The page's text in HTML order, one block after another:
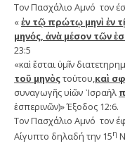
Τον Πασχάλιο Αμνό τον
«ἐν τῷ πρώτῳ μηνὶ ἐν
μηνός, ἀνὰ μέσον τῶν
23:5
«καὶ ἔσται ὑμῖν
τοῦ μηνὸςτούτου,καὶ
συναγωγῆς υἱῶν ᾿Ισραὴλ
ἑσπερινῶν)» Έξοδος 12:6.
Τον Πασχάλιο Αμνό τον
Αίγυπτο δηλαδή την 15η